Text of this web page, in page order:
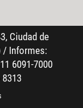
Ciudad de
/ Informes:
6091-7000